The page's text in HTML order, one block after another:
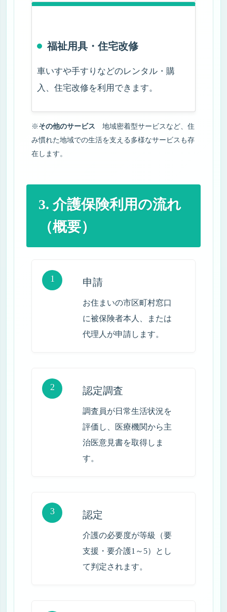
福祉用具・住宅改修
車いすや手すりなどのレンタル・購
入、住宅改修を利用できます。
※ その他のサービス 地域密着型サービスなど、住
み慣れた地域での生活を支える多様なサービスも存
在します。
3. 介護保険利用の流れ
（概要）
1 申請
お住まいの市区町村窓口
に被保険者本人、または
代理人が申請します。
2 認定調査
調査員が日常生活状況を
評価し、医療機関から主
治医意見書を取得しま
す。
3 認定
介護の必要度が等級（要
支援・要介護1～5）とし
て判定されます。